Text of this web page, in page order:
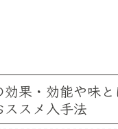
効果・効能や味
スメ入手法